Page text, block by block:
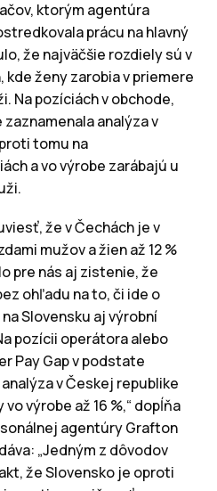
ktorým agentúra
prácu na hlavný
že najväčšie rozdiely sú v
ženy zarobia v priemere
Na pozíciách v obchode,
analýza v
tomu na
a vo výrobe zarábajú u
že v Čechách je v
mužov a žien až 12 %
pre nás aj zistenie, že
ohľadu na to, či ide o
Slovensku aj výrobní
pozícii operátora alebo
Pay Gap v podstate
v Českej republike
výrobe až 16 %,“ dopĺňa
agentúry Grafton
„Jedným z dôvodov
že Slovensko je oproti